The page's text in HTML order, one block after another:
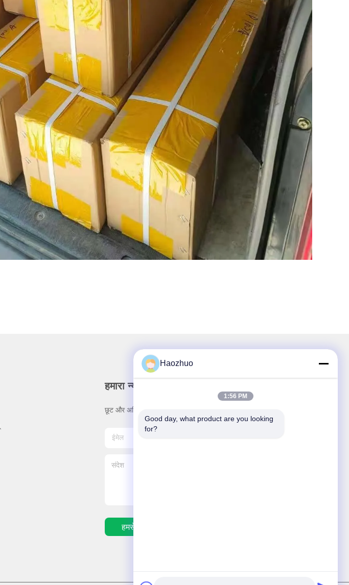
हमारा न्यूज़लैटर
छूट और अधिक के लिए हमारे न्यूज़लेटर की सदस्यता लें।
हमसे संपर्क करें
Haozhuo
1:56 PM
Good day, what product are you looking
for?